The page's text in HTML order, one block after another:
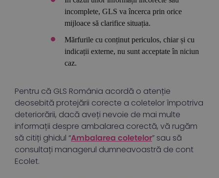
incomplete, GLS va încerca prin orice
mijloace să clarifice situația.
Mărfurile cu conținut periculos, chiar și cu
indicații externe, nu sunt acceptate în niciun
caz.
Pentru că GLS România acordă o atenție
deosebită protejării corecte a coletelor împotriva
deteriorării, dacă aveți nevoie de mai multe
informații despre ambalarea corectă, vă rugăm
să citiți ghidul “Ambalarea coletelor” sau să
consultați managerul dumneavoastră de cont
Ecolet.